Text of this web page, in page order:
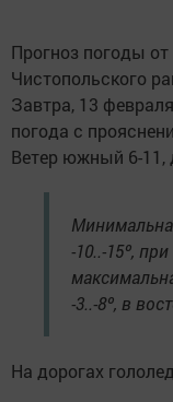
Прогноз погоды
Чистопольского
Завтра, 13
погода с
Ветер южный 6-
-10..-15º,
-3..-8º, в
На дорогах